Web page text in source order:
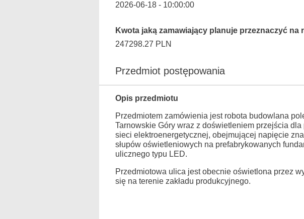
2026-06-18 - 10:00:00
Kwota jaką zamawiający planuje przeznaczyć na
247298.27 PLN
Przedmiot postępowania
Opis przedmiotu
Przedmiotem zamówienia jest robota budowlana
Tarnowskie Góry wraz z doświetleniem przejścia
sieci elektroenergetycznej, obejmującej napięcie
słupów oświetleniowych na prefabrykowanych
ulicznego typu LED.
Przedmiotowa ulica jest obecnie oświetlona przez
się na terenie zakładu produkcyjnego.